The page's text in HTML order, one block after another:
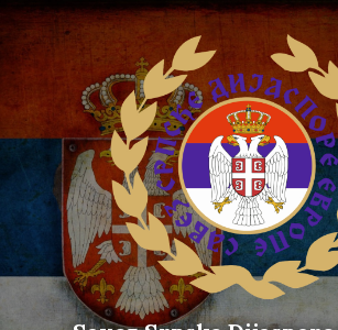
Skip
to
content
Skip
to
main
navigation
Skip
to
footer